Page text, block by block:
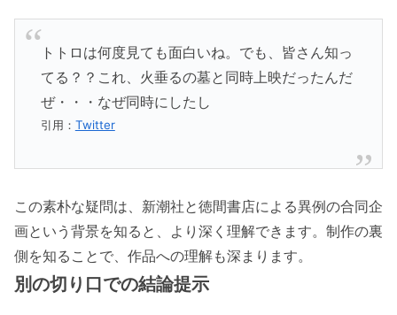
トトロは何度見ても面白いね。でも、皆さん知っ
てる？？これ、火垂るの墓と同時上映だったんだ
ぜ・・・なぜ同時にしたし
引用： Twitter
この素朴な疑問は、新潮社と徳間書店による異例の合同企
画という背景を知ると、より深く理解できます。制作の裏
側を知ることで、作品への理解も深まります。
別の切り口での結論提示